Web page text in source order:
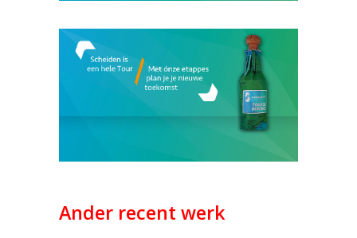
Ander recent werk